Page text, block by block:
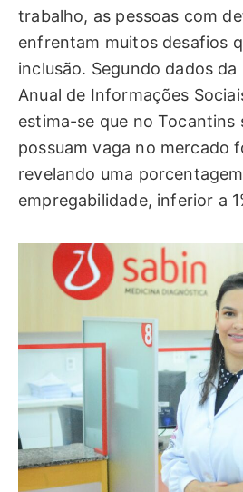
trabalho, as pessoas com
enfrentam muitos desafios
inclusão. Segundo dados da
Anual de Informações
estima-se que no Tocantins
possuam vaga no mercado
revelando uma
empregabilidade, inferior a